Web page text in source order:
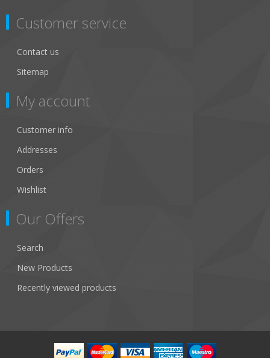
Customer service
Contact us
Sitemap
My account
Customer info
Addresses
Orders
Wishlist
Our Offers
Search
New Products
Recently viewed products